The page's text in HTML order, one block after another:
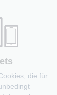
die für